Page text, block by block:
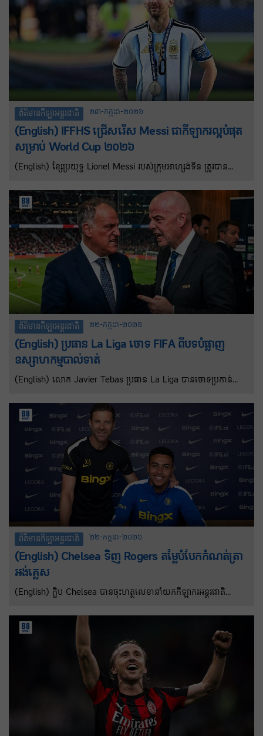
ព័ត៌មានកីឡាអន្តរជាតិ ២៣-កក្កដា-២០២៦
(English) IFFHS ជ្រើសរើស Messi ជាកីឡាករល្អបំផុត
សម្រាប់ World Cup ២០២៦
(English) ខ្សែប្រយុទ្ធ Lionel Messi របស់ក្រុមអាហ្សង់ទីន ត្រូវបាន
កីឡាករល្អបំផុតសម្រាប់ព្រឹត្តិការណ៍បាល់ទាត់ពិភពលោកឆ្នាំ ២០២៦។ ពានរ
ង្វាន់នេះត្រូវបានកំណត់ដោយប្រើប្រាស់សន្ទស្សន៍វាយតម្លៃផ្អែកទៅលើលក្ខ
ខ័ណ្ឌជាច្រីនដូចជាៈ គ្រាប់បាល់ ការបញ្ជូនបាល់ឲ្យមិត្តរួមក្រុមស៊ុតបញ្ចូលទី
និងផលប៉ះពាល់រួម ក្នុងដំណេីការប្រកួតទាំងមូល។
ព័ត៌មានកីឡាអន្តរជាតិ ២២-កក្កដា-២០២៦
(English) ប្រធាន La Liga ចោទ FIFA ពីបទបំផ្លាញ
ឧស្សាហកម្មបាល់ទាត់
(English) លោក Javier Tebas ប្រធាន La Liga បានចោទប្រកាន់
បំផ្លាញឧស្សាហកម្មបាល់ទាត់ ដោយករពង្រីកការប្រកួតអន្តរជាតិ ដោយ
ធ្វើឱ្យលីគ និងក្លឹបក្នុងស្រុកខាតបង់។ជាមួយគនោះដែរលោកក៏បានអំពាវនាវឲ្យ
លោកGianni Infantino ពីគួរតែលាលែងពីតំណែង។
ព័ត៌មានកីឡាអន្តរជាតិ ២២-កក្កដា-២០២៦
(English) Chelsea ទិញ Rogers តម្លៃបំបែកកំណត់ត្រា
អង់គ្លេស
(English) ក្លិប Chelsea បានចុះហត្ថលេខានាំយកកីឡាករអន្តរជាតិ
ជាមួយនឹងកិច្ចសន្យារហូតដល់ឆ្នាំ ២០៣៣។ ជាមួយនឹងតម្លៃខ្លួនខាងលើបាន
ធ្វើឱ្យរូបគេក្លាយជាកីឡាករអង់គ្លេសថ្លៃបំផុតផងដែរ។ កីឡាករ​ដែល​ Chelsea
ទិញ​ក្នុង​តម្លៃ​ខ្លួន​ខ្ពស់​បំផុត​ពីមុន​ គឺ​ខ្សែបម្រើ​អេក្វាឌ័រ Moises Caicedo ​ពី
Brighton ក្នុង​តម្លៃ ១១៥ លាន​ដុល្លារក្នុង​ឆ្នាំ២០២៣។